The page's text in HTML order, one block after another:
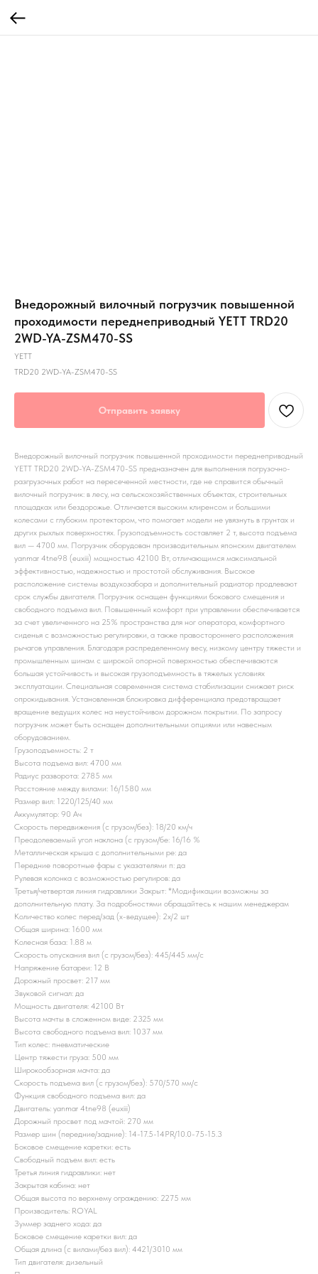
Внедорожный вилочный погрузчик повышенной
проходимости переднеприводный YETT TRD20
2WD-YA-ZSM470-SS
YETT
TRD20 2WD-YA-ZSM470-SS
Отправить заявку
Внедорожный вилочный погрузчик повышенной проходимости переднеприводный
YETT TRD20 2WD-YA-ZSM470-SS предназначен для выполнения погрузочно-
разгрузочных работ на пересеченной местности, где не справится обычный
вилочный погрузчик: в лесу, на сельскохозяйственных объектах, строительных
площадках или бездорожье. Отличается высоким клиренсом и большими
колесами с глубоким протектором, что помогает модели не увязнуть в грунтах и
других рыхлых поверхностях. Грузоподъемность составляет 2 т, высота подъема
вил — 4700 мм. Погрузчик оборудован производительным японским двигателем
yanmar 4tne98 (euxiii) мощностью 42100 Вт, отличающимся максимальной
эффективностью, надежностью и простотой обслуживания. Высокое
расположение системы воздухозабора и дополнительный радиатор продлевают
срок службы двигателя. Погрузчик оснащен функциями бокового смещения и
свободного подъема вил. Повышенный комфорт при управлении обеспечивается
за счет увеличенного на 25% пространства для ног оператора, комфортного
сиденья с возможностью регулировки, а также правостороннего расположения
рычагов управления. Благодаря распределенному весу, низкому центру тяжести и
промышленным шинам с широкой опорной поверхностью обеспечиваются
большая устойчивость и высокая грузоподъемность в тяжелых условиях
эксплуатации. Специальная современная система стабилизации снижает риск
опрокидывания. Установленная блокировка дифференциала предотвращает
вращение ведущих колес на неустойчивом дорожном покрытии. По запросу
погрузчик может быть оснащен дополнительными опциями или навесным
оборудованием.
Грузоподъемность: 2 т
Высота подъема вил: 4700 мм
Радиус разворота: 2785 мм
Расстояние между вилами: 16/1580 мм
Размер вил: 1220/125/40 мм
Аккумулятор: 90 Ач
Скорость передвижения (с грузом/без): 18/20 км/ч
Преодолеваемый угол наклона (с грузом/бе: 16/16 %
Металлическая крыша с дополнительными ре: да
Передние поворотные фары с указателями п: да
Рулевая колонка с возможностью регулиров: да
Третья/четвертая линия гидравлики Закрыт: *Модификации возможны за
дополнительную плату. За подробностями обращайтесь к нашим менеджерам
Количество колес перед/зад (x-ведущее): 2x/2 шт
Общая ширина: 1600 мм
Колесная база: 1.88 м
Скорость опускания вил (с грузом/без): 445/445 мм/с
Напряжение батареи: 12 B
Дорожный просвет: 217 мм
Звуковой сигнал: да
Мощность двигателя: 42100 Вт
Высота мачты в сложенном виде: 2325 мм
Высота свободного подъема вил: 1037 мм
Тип колес: пневматические
Центр тяжести груза: 500 мм
Широкообзорная мачта: да
Скорость подъема вил (с грузом/без): 570/570 мм/с
Функция свободного подъема вил: да
Двигатель: yanmar 4tne98 (euxiii)
Дорожный просвет под мачтой: 270 мм
Размер шин (передние/задние): 14-17.5-14PR/10.0-75-15.3
Боковое смещение каретки: есть
Свободный подъем вил: есть
Третья линия гидравлики: нет
Закрытая кабина: нет
Общая высота по верхнему ограждению: 2275 мм
Производитель: ROYAL
Зуммер заднего хода: да
Боковое смещение каретки вил: да
Общая длина (с вилами/без вил): 4421/3010 мм
Тип двигателя: дизельный